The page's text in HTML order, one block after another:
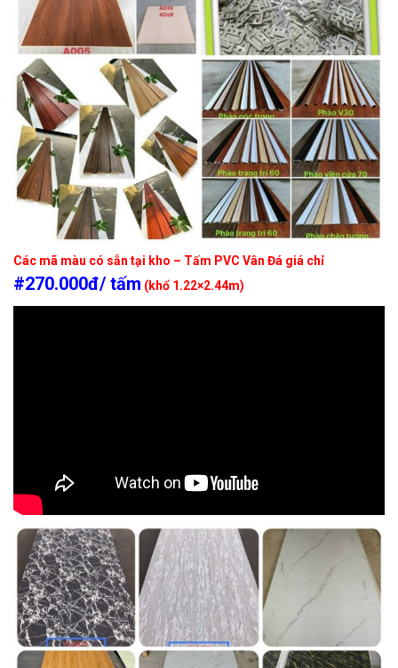
Các mã màu có sẵn tại kho – Tấm PVC Vân Đá giá chỉ
#270.000đ/ tấm (khổ 1.22×2.44m)